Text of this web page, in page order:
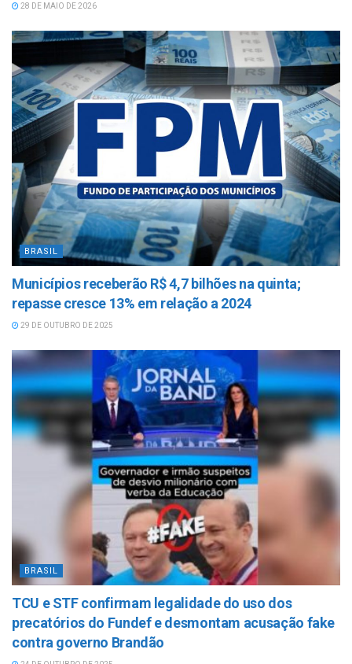
28 DE MAIO DE 2026
BRASIL
Municípios receberão R$ 4,7 bilhões na quinta;
repasse cresce 13% em relação a 2024
29 DE OUTUBRO DE 2025
BRASIL
TCU e STF confirmam legalidade do uso dos
precatórios do Fundef e desmontam acusação fake
contra governo Brandão